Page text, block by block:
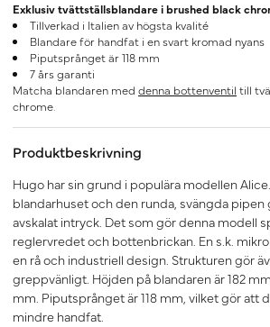
Exklusiv tvättställsblandare i brushed black
Tillverkad i Italien av högsta kvalité
Blandare för handfat i en svart kromad nyans
Piputsprånget är 118 mm
7 års garanti
Matcha blandaren med denna bottenventil till
chrome.
Produktbeskrivning
Hugo har sin grund i populära modellen
blandarhuset och den runda, svängda
avskalat intryck. Det som gör denna modell
reglervredet och bottenbrickan. En s.k.
en rå och industriell design. Strukturen gör
greppvänligt. Höjden på blandaren är 182
mm. Piputsprånget är 118 mm, vilket gör att
mindre handfat.